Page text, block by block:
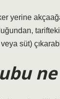
yerine
veya süt)